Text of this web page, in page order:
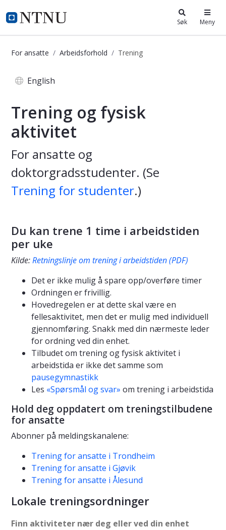
i.ntnu.no Søk Meny
For ansatte Arbeidsforhold Trening
Trening og fysisk aktivitet - for
English
Trening og fysisk
aktivitet
For ansatte og
doktorgradsstudenter. (Se
Trening for studenter.)
Du kan trene 1 time i arbeidstiden
per uke
Kilde:Retningslinje om trening i arbeidstiden (PDF)
Det er ikke mulig å spare opp/overføre timer
Ordningen er frivillig.
Hovedregelen er at dette skal være en
fellesaktivitet, men det er mulig med individuell
gjennomføring. Snakk med din nærmeste leder
for ordning ved din enhet.
Tilbudet om trening og fysisk aktivitet i
arbeidstida er ikke det samme som
pausegymnastikk
Les «Spørsmål og svar» om trening i arbeidstida
Hold deg oppdatert om treningstilbudene
for ansatte
Abonner på meldingskanalene:
Trening for ansatte i Trondheim
Trening for ansatte i Gjøvik
Trening for ansatte i Ålesund
Lokale treningsordninger
Finn aktiviteter nær deg eller ved din enhet